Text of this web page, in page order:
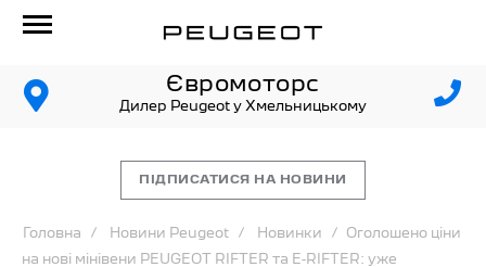
Євромоторс
Дилер Peugeot у Хмельницькому
ПІДПИСАТИСЯ НА НОВИНИ
Головна Новини Peugeot Новинки Оголошено ціни
на нові мінівени PEUGEOT RIFTER та E⁠-⁠RIFTER: уже